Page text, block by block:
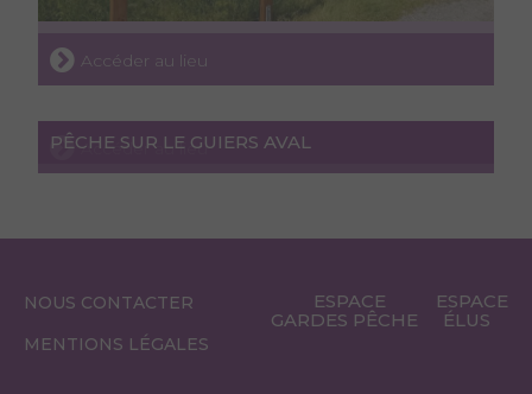
Accéder au lieu
PÊCHE SUR LE GUIERS AVAL
Accéder au lieu
NOUS CONTACTER
MENTIONS LÉGALES
ESPACE
GARDES PÊCHE
ESPACE
ÉLUS